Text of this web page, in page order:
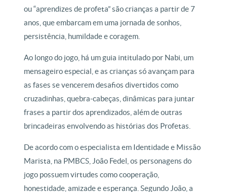
ou “aprendizes de profeta” são crianças a partir de 7
anos, que embarcam em uma jornada de sonhos,
persistência, humildade e coragem.
Ao longo do jogo, há um guia intitulado por Nabi, um
mensageiro especial, e as crianças só avançam para
as fases se vencerem desafios divertidos como
cruzadinhas, quebra-cabeças, dinâmicas para juntar
frases a partir dos aprendizados, além de outras
brincadeiras envolvendo as histórias dos Profetas.
De acordo com o especialista em Identidade e Missão
Marista, na PMBCS, João Fedel, os personagens do
jogo possuem virtudes como cooperação,
honestidade, amizade e esperança. Segundo João, a